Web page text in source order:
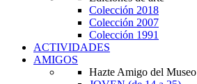
Colección 2018
Colección 2007
Colección 1991
ACTIVIDADES
AMIGOS
Hazte Amigo del Museo